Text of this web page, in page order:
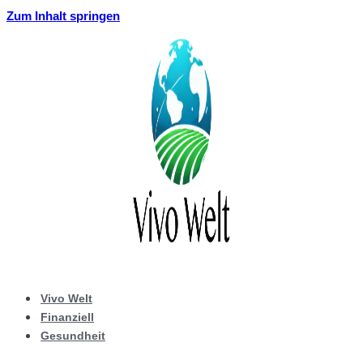
Zum Inhalt springen
Vivo Welt
Finanziell
Gesundheit